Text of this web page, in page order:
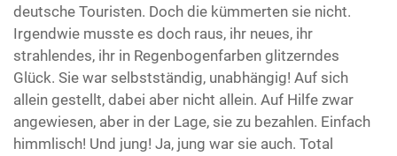
deutsche Touristen. Doch die kümmerten sie nicht.
Irgendwie musste es doch raus, ihr neues, ihr
strahlendes, ihr in Regenbogenfarben glitzerndes
Glück. Sie war selbstständig, unabhängig! Auf sich
allein gestellt, dabei aber nicht allein. Auf Hilfe zwar
angewiesen, aber in der Lage, sie zu bezahlen. Einfach
himmlisch! Und jung! Ja, jung war sie auch. Total